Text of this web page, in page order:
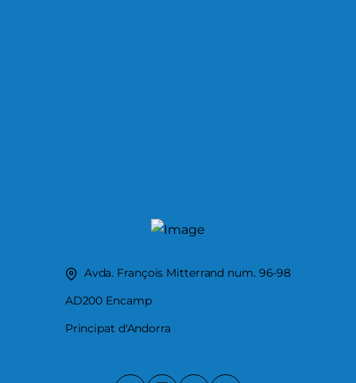
Avda. François Mitterrand num. 96-98
AD200 Encamp
Principat d'Andorra